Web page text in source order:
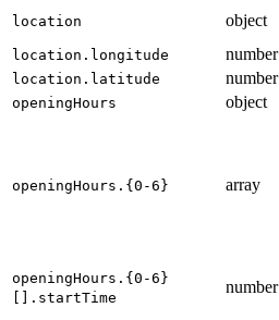
location object
location.longitude number
location.latitude number
openingHours object
openingHours.{0-6} array
openingHours.{0-6}
[].startTime
number